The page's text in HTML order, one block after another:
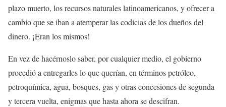
plazo muerto, los recursos naturales latinoamericanos, y ofrecer a
cambio que se iban a atemperar las codicias de los dueños del
dinero. ¡Eran los mismos!
En vez de hacérnoslo saber, por cualquier medio, el gobierno
procedió a entregarles lo que querían, en términos petróleo,
petroquímica, agua, bosques, gas y otras concesiones de segunda
y tercera vuelta, enigmas que hasta ahora se descifran.